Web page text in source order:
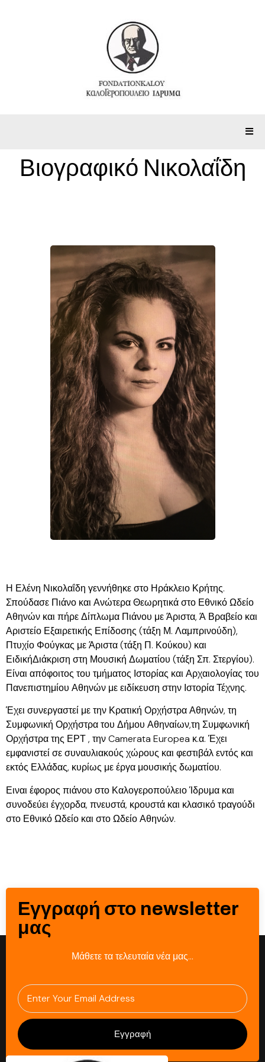
Βιογραφικό Νικολαΐδη
Η Ελένη Νικολαΐδη γεννήθηκε στο Ηράκλειο Κρήτης.
Σπούδασε Πιάνο και Ανώτερα Θεωρητικά στο Εθνικό Ωδείο
Αθηνών και πήρε Δίπλωμα Πιάνου με Άριστα, Ά Βραβείο και
Αριστείο Εξαιρετικής Επίδοσης (τάξη Μ. Λαμπρινούδη),
Πτυχίο Φούγκας με Άριστα (τάξη Π. Κούκου) και
ΕιδικήΔιάκριση στη Μουσική Δωματίου (τάξη Σπ. Στεργίου).
Είναι απόφοιτος του τμήματος Ιστορίας και Αρχαιολογίας του
Πανεπιστημίου Αθηνών με ειδίκευση στην Ιστορία Τέχνης.
Έχει συνεργαστεί με την Κρατική Ορχήστρα Αθηνών, τη
Συμφωνική Ορχήστρα του Δήμου Αθηναίων,τη Συμφωνική
Ορχήστρα της ΕΡΤ , την Camerata Europea κ.α. Έχει
εμφανιστεί σε συναυλιακούς χώρους και φεστιβάλ εντός και
εκτός Ελλάδας, κυρίως με έργα μουσικής δωματίου.
Ειναι έφορος πιάνου στο Καλογεροπούλειο Ίδρυμα και
συνοδεύει έγχορδα, πνευστά, κρουστά και κλασικό τραγούδι
στο Εθνικό Ωδείο και στο Ωδείο Αθηνών.
Εγγραφή στο newsletter
μας
Μάθετε τα τελευταία νέα μας…
Εγγραφή